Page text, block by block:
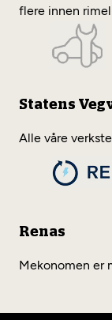
flere innen
Statens
Alle våre
Renas
Mekonomen er